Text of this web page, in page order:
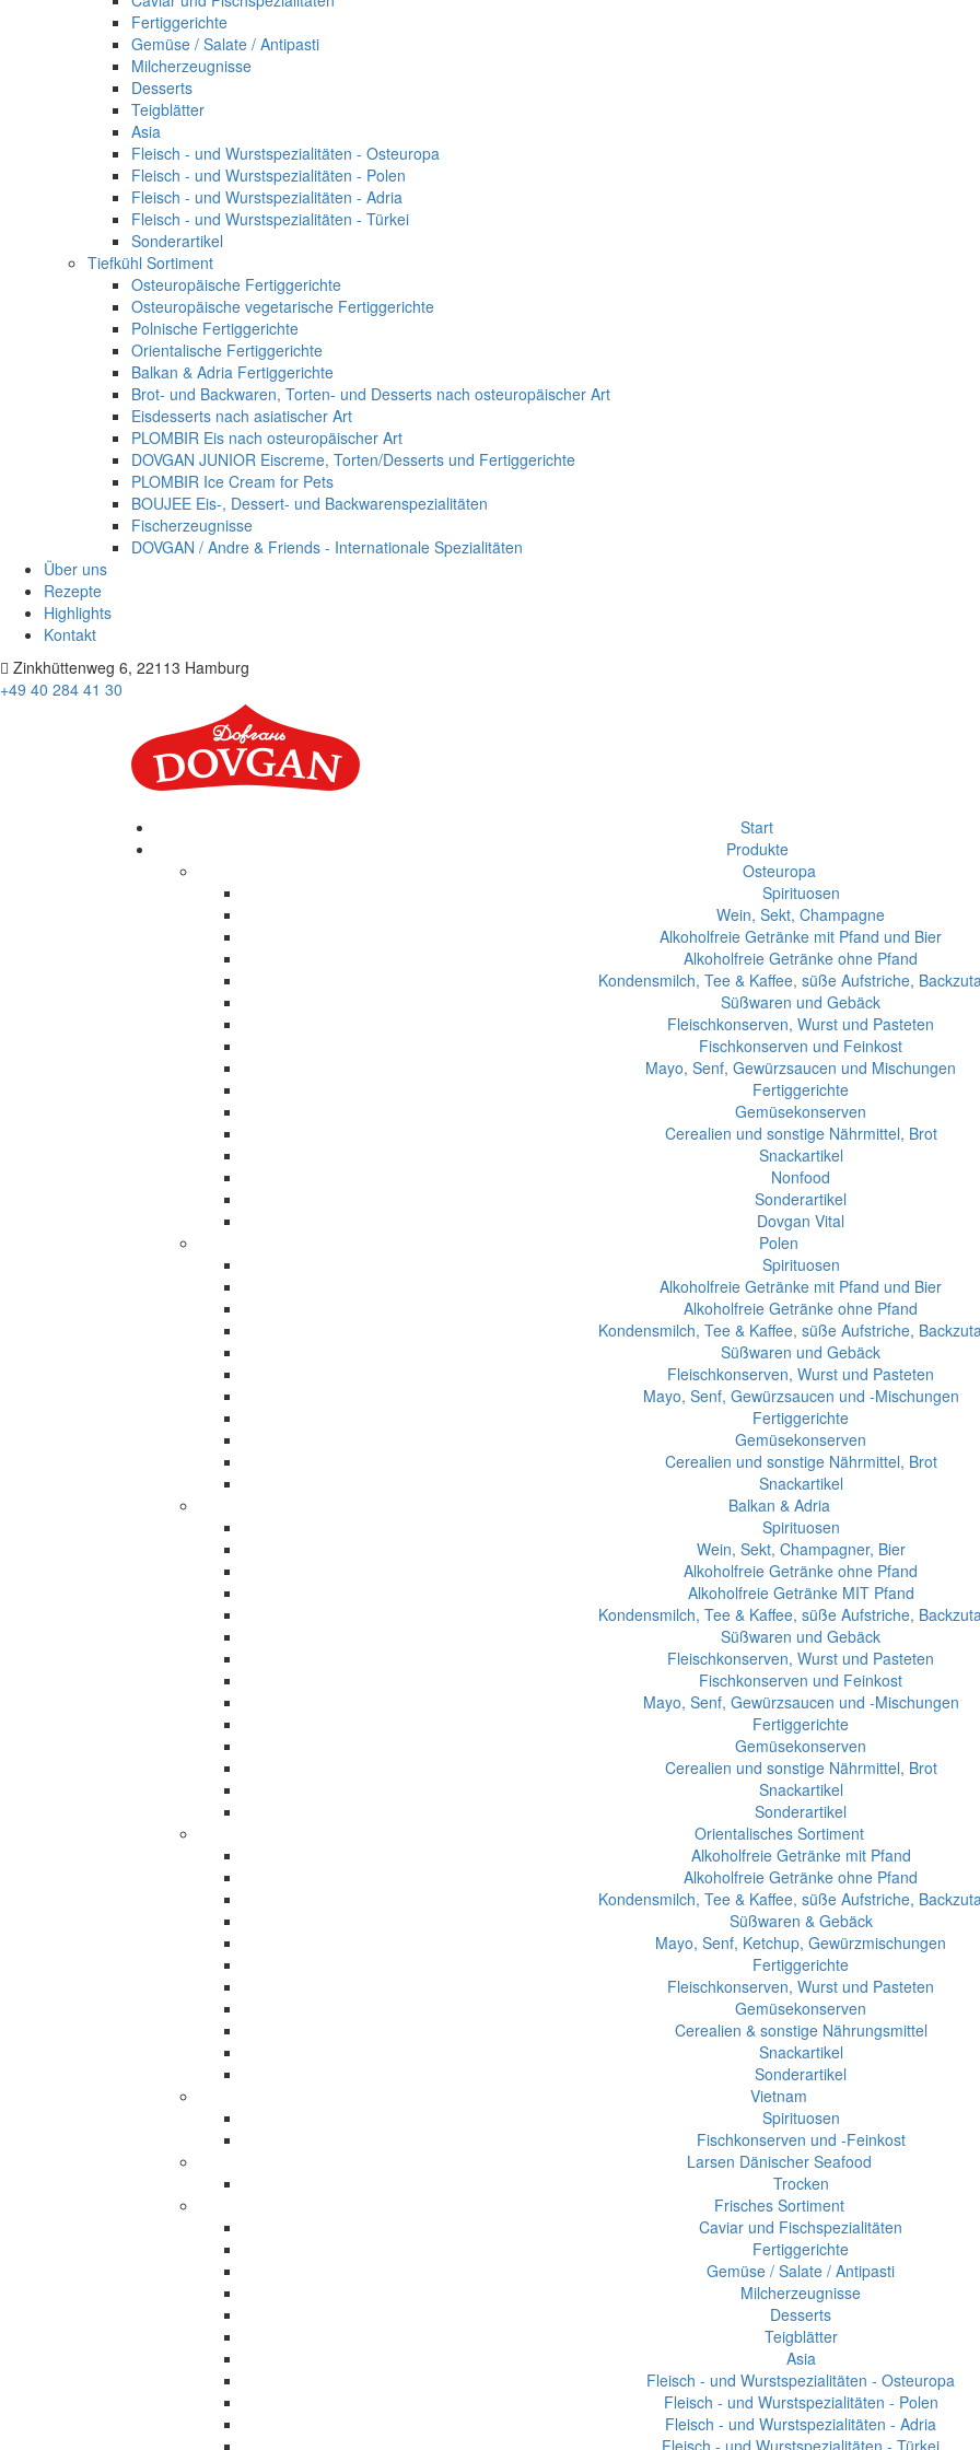
Fertiggerichte
Gemüse / Salate / Antipasti
Milcherzeugnisse
Desserts
Teigblätter
Asia
Fleisch - und Wurstspezialitäten - Osteuropa
Fleisch - und Wurstspezialitäten - Polen
Fleisch - und Wurstspezialitäten - Adria
Fleisch - und Wurstspezialitäten - Türkei
Sonderartikel
Tiefkühl Sortiment
Osteuropäische Fertiggerichte
Osteuropäische vegetarische Fertiggerichte
Polnische Fertiggerichte
Orientalische Fertiggerichte
Balkan & Adria Fertiggerichte
Brot- und Backwaren, Torten- und Desserts nach osteuropäischer Art
Eisdesserts nach asiatischer Art
PLOMBIR Eis nach osteuropäischer Art
DOVGAN JUNIOR Eiscreme, Torten/Desserts und Fertiggerichte
PLOMBIR Ice Cream for Pets
BOUJEE Eis-, Dessert- und Backwarenspezialitäten
Fischerzeugnisse
DOVGAN / Andre & Friends - Internationale Spezialitäten
Über uns
Rezepte
Highlights
Kontakt
Zinkhüttenweg 6, 22113 Hamburg
+49 40 284 41 30
Start
Produkte
Osteuropa
Spirituosen
Wein, Sekt, Champagne
Alkoholfreie Getränke mit Pfand und Bier
Alkoholfreie Getränke ohne Pfand
Kondensmilch, Tee & Kaffee, süße Aufstriche,
Süßwaren und Gebäck
Fleischkonserven, Wurst und Pasteten
Fischkonserven und Feinkost
Mayo, Senf, Gewürzsaucen und Mischungen
Fertiggerichte
Gemüsekonserven
Cerealien und sonstige Nährmittel, Brot
Snackartikel
Nonfood
Sonderartikel
Dovgan Vital
Polen
Spirituosen
Alkoholfreie Getränke mit Pfand und Bier
Alkoholfreie Getränke ohne Pfand
Kondensmilch, Tee & Kaffee, süße Aufstriche,
Süßwaren und Gebäck
Fleischkonserven, Wurst und Pasteten
Mayo, Senf, Gewürzsaucen und -Mischungen
Fertiggerichte
Gemüsekonserven
Cerealien und sonstige Nährmittel, Brot
Snackartikel
Balkan & Adria
Spirituosen
Wein, Sekt, Champagner, Bier
Alkoholfreie Getränke ohne Pfand
Alkoholfreie Getränke MIT Pfand
Kondensmilch, Tee & Kaffee, süße Aufstriche,
Süßwaren und Gebäck
Fleischkonserven, Wurst und Pasteten
Fischkonserven und Feinkost
Mayo, Senf, Gewürzsaucen und -Mischungen
Fertiggerichte
Gemüsekonserven
Cerealien und sonstige Nährmittel, Brot
Snackartikel
Sonderartikel
Orientalisches Sortiment
Alkoholfreie Getränke mit Pfand
Alkoholfreie Getränke ohne Pfand
Kondensmilch, Tee & Kaffee, süße Aufstriche,
Süßwaren & Gebäck
Mayo, Senf, Ketchup, Gewürzmischungen
Fertiggerichte
Fleischkonserven, Wurst und Pasteten
Gemüsekonserven
Cerealien & sonstige Nährungsmittel
Snackartikel
Sonderartikel
Vietnam
Spirituosen
Fischkonserven und -Feinkost
Larsen Dänischer Seafood
Trocken
Frisches Sortiment
Caviar und Fischspezialitäten
Fertiggerichte
Gemüse / Salate / Antipasti
Milcherzeugnisse
Desserts
Teigblätter
Asia
Fleisch - und Wurstspezialitäten - Osteuropa
Fleisch - und Wurstspezialitäten - Polen
Fleisch - und Wurstspezialitäten - Adria
Fleisch - und Wurstspezialitäten - Türkei